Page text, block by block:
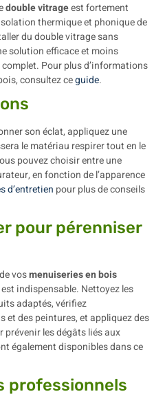
double vitrageest fortement
thermique et phonique de
du double vitrage sans
solution efficace et moins
Pour plus d’informations
consultez ceguide.
son éclat, appliquez une
le matériau respirer tout en le
pouvez choisir entre une
en fonction de l’apparence
d’entretien pour plus de conseils
pour pérenniser
vosmenuiseries en bois
indispensable. Nettoyez les
adaptés, vérifiez
et des peintures, et appliquez des
les dégâts liés aux
également disponibles dans ce
professionnels